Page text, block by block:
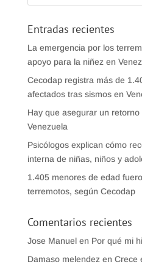
Entradas recientes
La emergencia por los
apoyo para la niñez en
Cecodap registra más de
afectados tras sismos en
Hay que asegurar un
Venezuela
Psicólogos explican cómo
interna de niñas, niños y
1.405 menores de edad
terremotos, según Cecodap
Comentarios recientes
Jose Manuelen Por qué mi
Damaso melendez en Crece